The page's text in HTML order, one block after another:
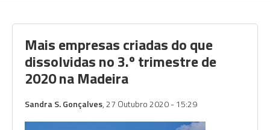
Mais empresas criadas do que
dissolvidas no 3.º trimestre de
2020 na Madeira
Sandra S. Gonçalves, 27 Outubro 2020 - 15:29